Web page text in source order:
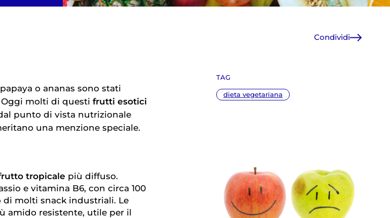
Condividi
TAG
dieta vegetariana
o ananas sono stati
molti di questi frutti esotici
punto di vista nutrizionale
una menzione speciale.
tropicale più diffuso.
e vitamina B6, con circa 100
molti snack industriali. Le
amido resistente, utile per il